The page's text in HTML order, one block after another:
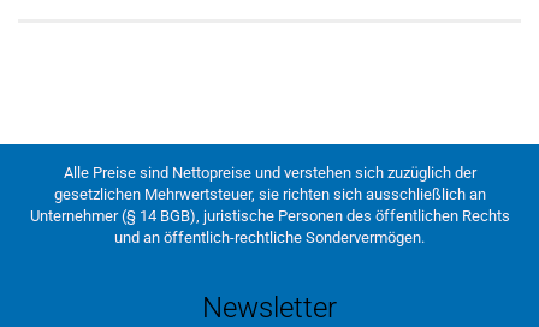
Alle Preise sind Nettopreise und verstehen sich zuzüglich der
gesetzlichen Mehrwertsteuer, sie richten sich ausschließlich an
Unternehmer (§ 14 BGB), juristische Personen des öffentlichen Rechts
und an öffentlich-rechtliche Sondervermögen.
Newsletter